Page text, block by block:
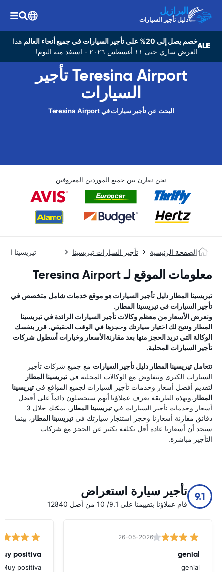
البرازيل
دليل تأجير السيارات
خصم يصل إلى 20% على تأجير السيارات في جميع أنحاء العالم
هذا
العرض ساري حتى ١١ أغسطس ٢٠٢٦ - استفد منه اليوم!
Teresina Airport تأجير
السيارات
البحث عن تأجير سيارات في Teresina Airport
نحن نقارن بين جميع الموردين المعروفين
الصفحة الرئيسية تأجير السيارات تيريسينا تيريسينا
معلومات الموقع لـ Teresina Airport
تيريسينا المطار دليل تأجير السيارات هو موقع خدمات شامل متخصص في
تأجير السيارات في تيريسينا المطار .
ونعرض الأسعار من معظم وكالات تأجير السيارات الرائدة في تيريسينا
المطار ونتيح لك اختيار سيارتك وحجزها في الوقت الحقيقي. قرر بنفسك
الوكالة التي تريد الحجز منها بعد مقارنةالأسعار وخيارات أسطول شركات
تأجير السيارات المحلية.
تتعامل تيريسينا المطار دليل تأجير السيارات مع جميع شركات تأجير
السيارات الكبرى وتتفاوض مع الوكالات المحلية في تيريسينا المطار
لتقديم أفضل أسعار وخدمات تأجير السيارات لجميع المواقع في تيريسينا
المطار .وبهذه الطريقة يعرف عملاؤنا أنهم سيحصلون دائماً على أفضل
أسعار وخدمات تأجير السيارات في تيريسينا المطار
. يمكنك خلال 3
دقائق مقارنة أسعارنا وحجز استئجار سيارتك في تيريسينا المطار ، بينما
ستجد أن أسعارنا عادة أقل تكلفة بكثير عن الحجز مع شركات
التأجير مباشرة.
9.1 تأجير سيارة استعراض
قام عملاؤنا بتقييمنا على 9.1/ 10 من أصل 12840
26-05-2026
genial
genial
positiva
Muy positiva